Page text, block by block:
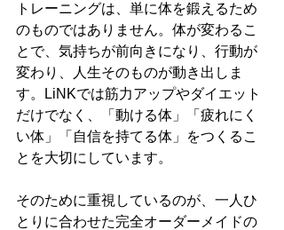
トレーニングは、単に体を鍛えるため
のものではありません。体が変わるこ
とで、気持ちが前向きになり、行動が
変わり、人生そのものが動き出しま
す。LiNKでは筋力アップやダイエット
だけでなく、「動ける体」「疲れにく
い体」「自信を持てる体」をつくるこ
とを大切にしています。
そのために重視しているのが、一人ひ
とりに合わせた完全オーダーメイドの